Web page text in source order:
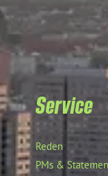
Service
Reden
PMs &